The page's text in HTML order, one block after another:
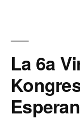
La 6a